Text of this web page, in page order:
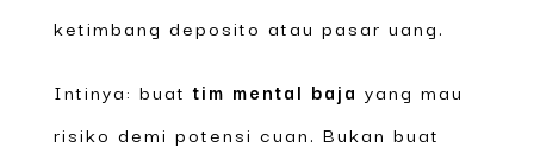
ketimbang deposito atau pasar uang.
Intinya: buattim mental baja yang mau
risiko demi potensi cuan. Bukan buat